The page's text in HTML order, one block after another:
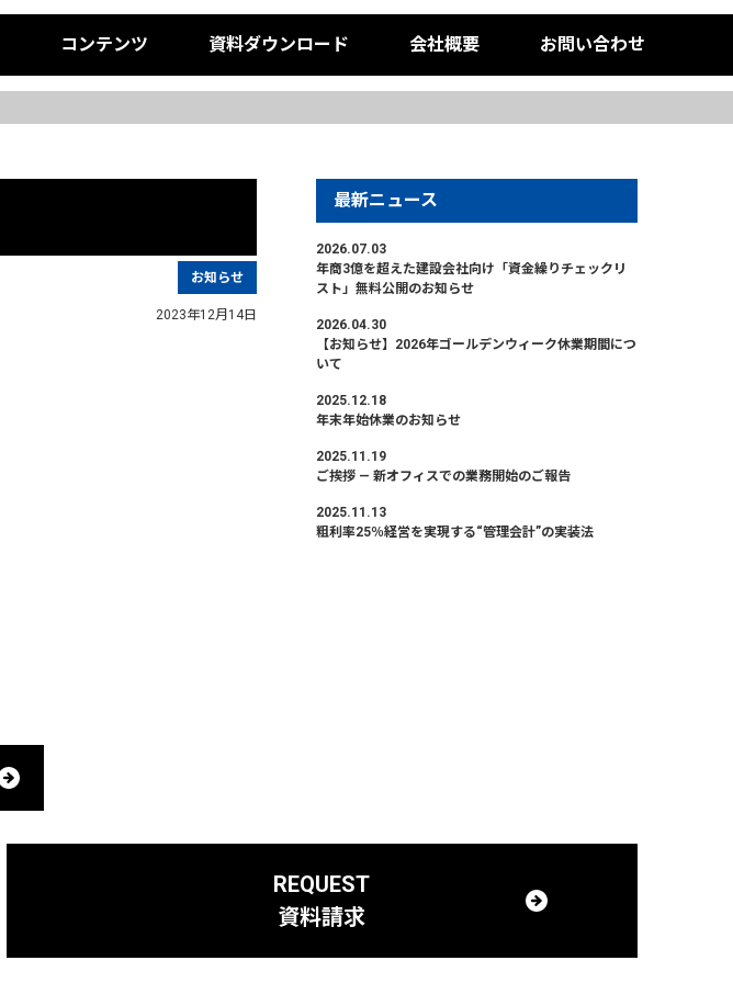
コンテンツ 資料ダウンロード 会社概要 お問い合わせ
お知らせ
2023年12月14日
最新ニュース
2026.07.03
年商3億を超えた建設会社向け「資金繰りチェックリ
スト」無料公開のお知らせ
2026.04.30
【お知らせ】2026年ゴールデンウィーク休業期間につ
いて
2025.12.18
年末年始休業のお知らせ
2025.11.19
ご挨拶 — 新オフィスでの業務開始のご報告
2025.11.13
粗利率25％経営を実現する“管理会計”の実装法
REQUEST
資料請求